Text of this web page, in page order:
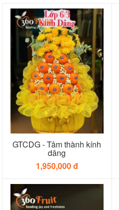
GTCDG - Tâm thành kính
dâng
1,950,000 đ